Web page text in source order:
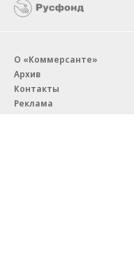
О «Коммерсанте»
Архив
Контакты
Реклама